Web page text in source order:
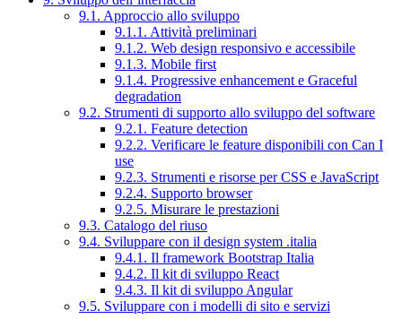
9.1. Approccio allo sviluppo
9.1.1. Attività preliminari
9.1.2. Web design responsivo e accessibile
9.1.3. Mobile first
9.1.4. Progressive enhancement e Graceful
degradation
9.2. Strumenti di supporto allo sviluppo del software
9.2.1. Feature detection
9.2.2. Verificare le feature disponibili con Can I
use
9.2.3. Strumenti e risorse per CSS e JavaScript
9.2.4. Supporto browser
9.2.5. Misurare le prestazioni
9.3. Catalogo del riuso
9.4. Sviluppare con il design system .italia
9.4.1. Il framework Bootstrap Italia
9.4.2. Il kit di sviluppo React
9.4.3. Il kit di sviluppo Angular
9.5. Sviluppare con i modelli di sito e servizi